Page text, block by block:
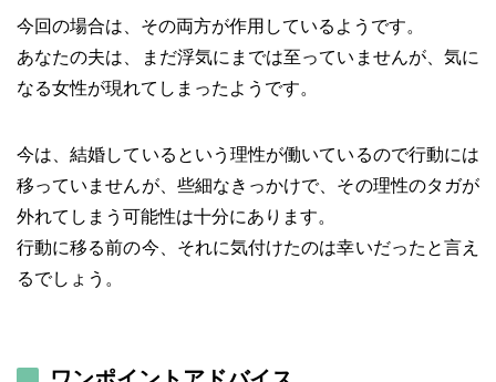
今回の場合は、その両方が作用しているようです。
あなたの夫は、まだ浮気にまでは至っていませんが、気に
なる女性が現れてしまったようです。
今は、結婚しているという理性が働いているので行動には
移っていませんが、些細なきっかけで、その理性のタガが
外れてしまう可能性は十分にあります。
行動に移る前の今、それに気付けたのは幸いだったと言え
るでしょう。